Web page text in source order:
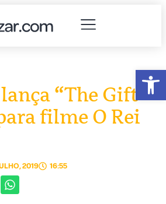
“The Gift
filme O Rei
2019 16:55